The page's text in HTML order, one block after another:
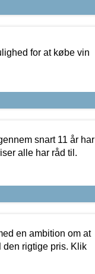
for at købe vin
snart 11 år har
alle har råd til.
en ambition om at
den rigtige pris. Klik